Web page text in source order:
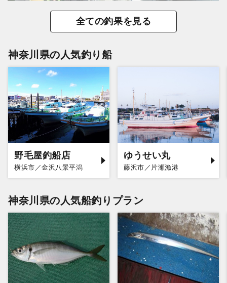
全ての釣果を見る
神奈川県の人気釣り船
野毛屋釣船店
横浜市／金沢八景平潟
ゆうせい丸
藤沢市／片瀬漁港
神奈川県の人気船釣りプラン